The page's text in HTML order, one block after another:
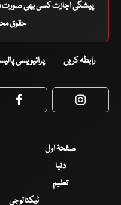
پیشگی اجازت کسی بھی صورت
حقوق
رابطہ کریں پرائیویسی
Facebook
صفحۂ اول
دنیا
تعلیم
ٹیکنالوجی